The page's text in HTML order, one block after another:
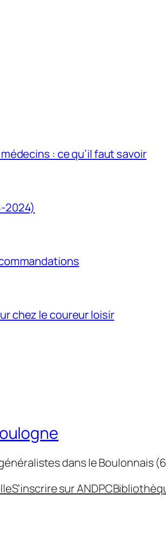
: ce qu’il faut savoir
2024)
chez le coureur loisir
dans le Boulonnais
S’inscrire sur ANDPC